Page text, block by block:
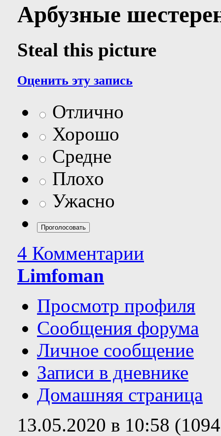
Арбузные
Steal this picture
Оценить эту запись
Отлично
Хорошо
Средне
Плохо
Ужасно
4 Комментарии
Limfoman
Просмотр профиля
Сообщения форума
Личное сообщение
Записи в дневнике
Домашняя страница
13.05.2020 в 10:58